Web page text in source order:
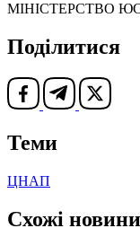
МІНІСТЕРСТВО
Поділитися
Теми
ЦНАП
Схожі новини